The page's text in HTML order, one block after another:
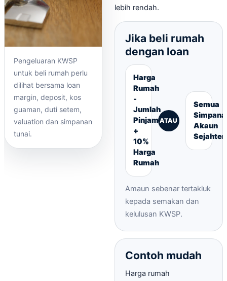
Pengeluaran KWSP
untuk beli rumah perlu
dilihat bersama loan
margin, deposit, kos
guaman, duti setem,
valuation dan simpanan
tunai.
lebih rendah.
Jika beli rumah
dengan loan
Harga
Rumah
-
Jumlah
Pinjaman
+
10%
Harga
Rumah
ATAU
Semua
Akaun
Amaun sebenar tertakluk
kepada semakan dan
kelulusan KWSP.
Contoh mudah
Harga rumah